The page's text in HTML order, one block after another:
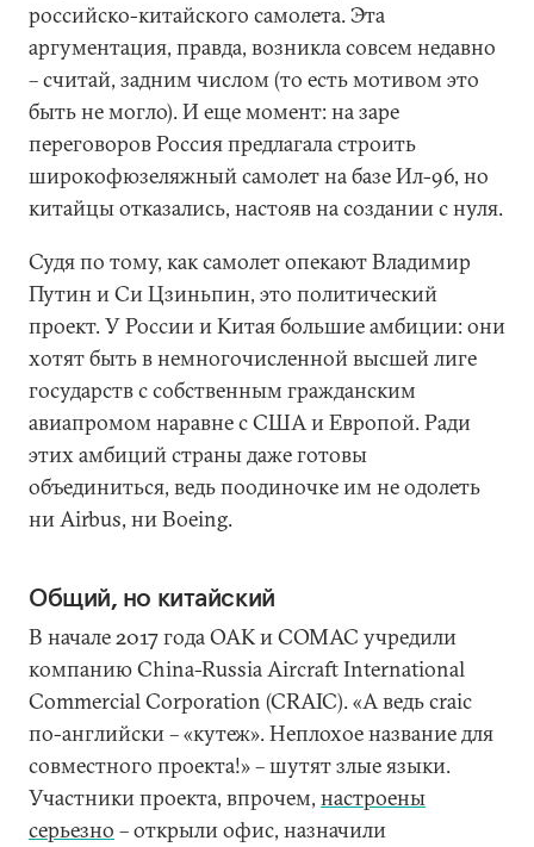
российско-китайского самолета. Эта
аргументация, правда, возникла совсем недавно
– считай, задним числом (то есть мотивом это
быть не могло). И еще момент: на заре
переговоров Россия предлагала строить
широкофюзеляжный самолет на базе Ил-96, но
китайцы отказались, настояв на создании с нуля.
Судя по тому, как самолет опекают Владимир
Путин и Си Цзиньпин, это политический
проект. У России и Китая большие амбиции: они
хотят быть в немногочисленной высшей лиге
государств с собственным гражданским
авиапромом наравне с США и Европой. Ради
этих амбиций страны даже готовы
объединиться, ведь поодиночке им не одолеть
ни Airbus, ни Boeing.
Общий, но китайский
В начале 2017 года ОАК и COMAC учредили
компанию China-Russia Aircraft International
Commercial Corporation (CRAIC). «А ведь craic
по-английски – «кутеж». Неплохое название для
совместного проекта!» – шутят злые языки.
Участники проекта, впрочем, настроены
серьезно – открыли офис, назначили